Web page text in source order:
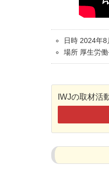
日時 2024年
場所 厚生労
IWJの取材活